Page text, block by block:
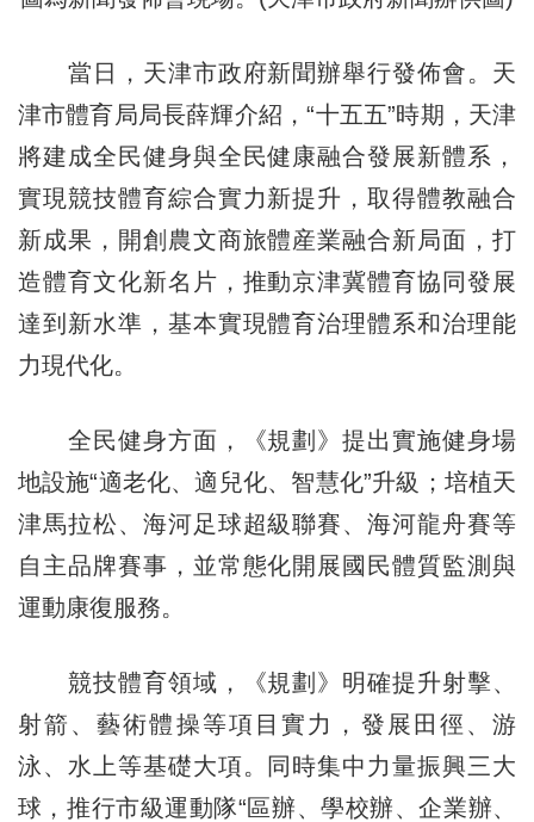
當日，天津市政府新聞辦舉行發佈會。天
津市體育局局長薛輝介紹，“十五五”時期，天津
將建成全民健身與全民健康融合發展新體系，
實現競技體育綜合實力新提升，取得體教融合
新成果，開創農文商旅體産業融合新局面，打
造體育文化新名片，推動京津冀體育協同發展
達到新水準，基本實現體育治理體系和治理能
力現代化。
全民健身方面，《規劃》提出實施健身場
地設施“適老化、適兒化、智慧化”升級；培植天
津馬拉松、海河足球超級聯賽、海河龍舟賽等
自主品牌賽事，並常態化開展國民體質監測與
運動康復服務。
競技體育領域，《規劃》明確提升射擊、
射箭、藝術體操等項目實力，發展田徑、游
泳、水上等基礎大項。同時集中力量振興三大
球，推行市級運動隊“區辦、學校辦、企業辦、